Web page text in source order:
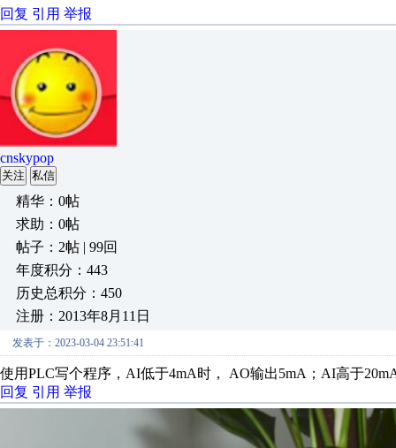
回复 引用 举报
cnskypop
关注 私信
精华：0帖
求助：0帖
帖子：2帖 | 99回
年度积分：443
历史总积分：450
注册：2013年8月11日
发表于：2023-03-04 23:51:41
使用PLC写个程序，AI低于4mA时， AO输出5mA；AI高于
回复 引用 举报